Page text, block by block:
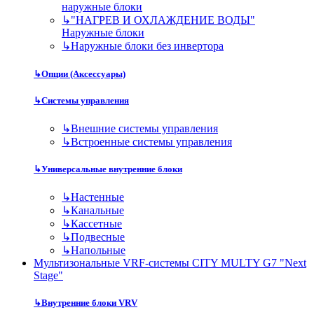
наружные блоки
↳"НАГРЕВ И ОХЛАЖДЕНИЕ ВОДЫ"
Наружные блоки
↳Наружные блоки без инвертора
↳Опции (Аксессуары)
↳Системы управления
↳Внешние системы управления
↳Встроенные системы управления
↳Универсальные внутренние блоки
↳Настенные
↳Канальные
↳Кассетные
↳Подвесные
↳Напольные
Мультизональные VRF-системы CITY MULTY G7 "Next
Stage"
↳Внутренние блоки VRV